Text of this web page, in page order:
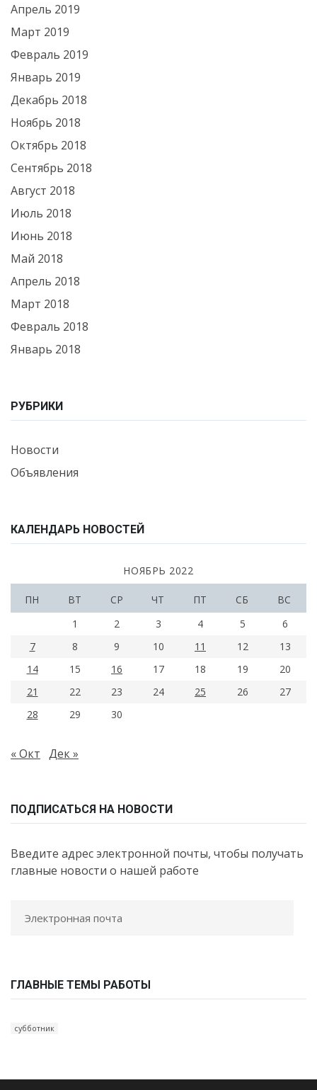
Апрель 2019
Март 2019
Февраль 2019
Январь 2019
Декабрь 2018
Ноябрь 2018
Октябрь 2018
Сентябрь 2018
Август 2018
Июль 2018
Июнь 2018
Май 2018
Апрель 2018
Март 2018
Февраль 2018
Январь 2018
РУБРИКИ
Новости
Объявления
КАЛЕНДАРЬ НОВОСТЕЙ
НОЯБРЬ 2022
ПН ВТ СР ЧТ ПТ СБ
ВС
1
2 3 4 5
6
7
8 9 10 11 12
13
14
15 16 17 18 19
20
21
22 23 24 25 26
27
28
29 30
« Окт Дек »
ПОДПИСАТЬСЯ НА НОВОСТИ
Введите адрес электронной почты, чтобы получать
главные новости о нашей работе
ГЛАВНЫЕ ТЕМЫ РАБОТЫ
субботник